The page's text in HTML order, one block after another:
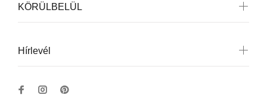
KÖRÜLBELÜL
Hírlevél